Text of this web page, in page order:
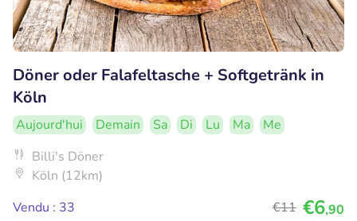
Döner oder Falafeltasche + Softgetränk in
Köln
Aujourd'hui Demain Sa Di Lu Ma
Me
Billi's Döner
Köln (12km)
Vendu : 33
€11 €6,90